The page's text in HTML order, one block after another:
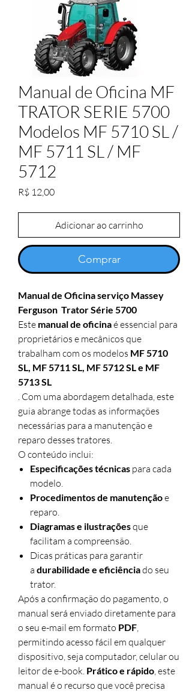
Manual de Oficina MF
TRATOR SERIE 5700
Modelos MF 5710 SL /
MF 5711 SL / MF
5712
R$ 12,00Preço
Adicionar ao carrinho
Comprar
Manual de Oficina serviço Massey
Ferguson Trator Série 5700
Este manual de oficinaé essencial para
proprietários e mecânicos que
trabalham com os modelos MF 5710
SL, MF 5711 SL, MF 5712 SL e MF
5713 SL
. Com uma abordagem detalhada, este
guia abrange todas as informações
necessárias para a manutenção e
reparo desses tratores.
O conteúdo inclui:
Especificações técnicas para cada
modelo.
Procedimentos de manutençãoe
reparo.
Diagramas e ilustraçõesque
facilitam a compreensão.
Dicas práticas para garantir
a durabilidade e eficiênciado seu
trator.
Após a confirmação do pagamento, o
manual será enviado diretamente para
o seu e-mail em formato PDF,
permitindo acesso fácil em qualquer
dispositivo, seja computador, celular ou
leitor de e-book. Prático e rápido, este
manual é o recurso que você precisa